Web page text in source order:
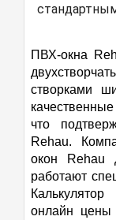
ПВХ-окна
створками
что
Rehau.
окон Rehau
работают
Калькулятор
онлайн цены